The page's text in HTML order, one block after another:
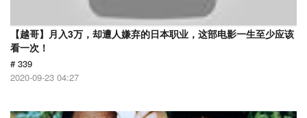
【越哥】月入3万，却遭人嫌弃的日本职业，这部电影一生至少应该
看一次！
# 339
2020-09-23 04:27